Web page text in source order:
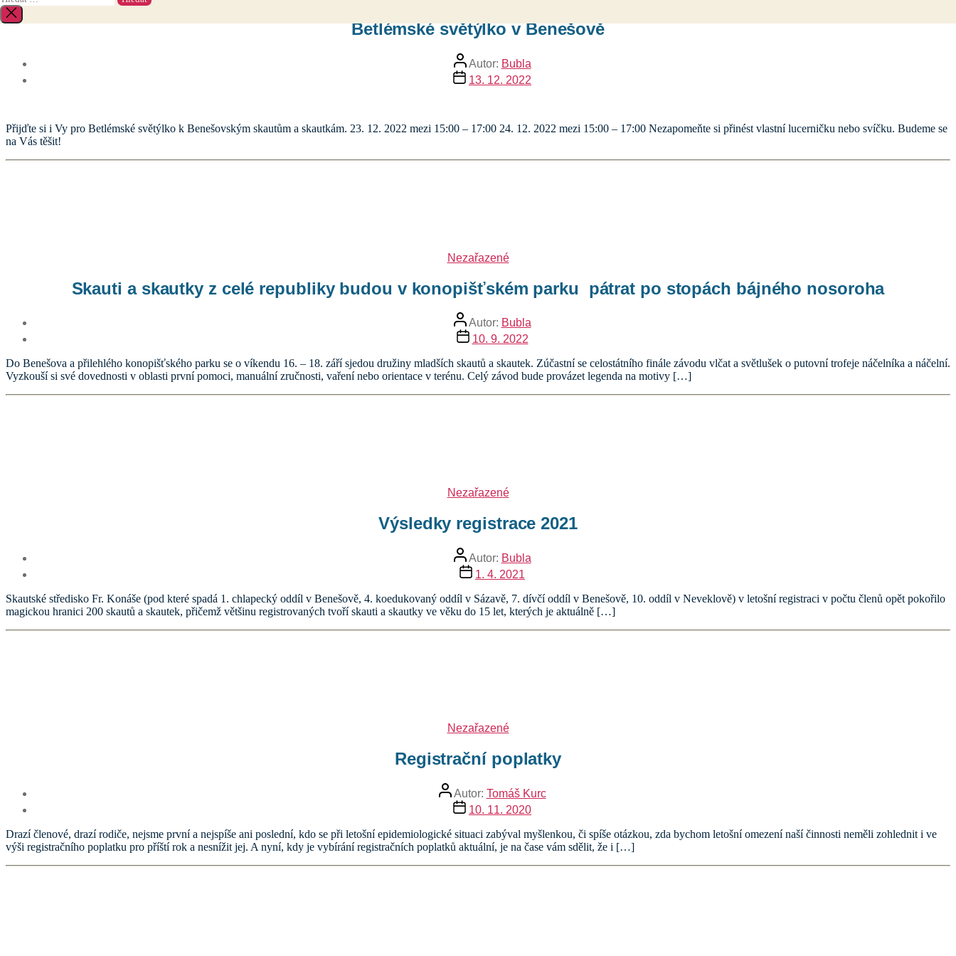
vyhledávání:
Zavřít
vyhledávání
Betlémské světýlko v Benešově
Autor
příspěvku
Autor: Bubla
Datum
příspěvku
13. 12. 2022
Přijďte si i Vy pro Betlémské světýlko k Benešovským skautům a skautkám. 23. 12. 2022 mezi 15:00 – 17:00 24. 12. 2022 mezi 15:00 – 17:00 Nezapomeňte si přinést vlastní lucerničku nebo svíčku. Budeme se
na Vás těšit!
Rubriky
Nezařazené
Skauti a skautky z celé republiky budou v konopišťském parku pátrat po stopách bájného nosoroha
Autor
příspěvku
Autor: Bubla
Datum
příspěvku
10. 9. 2022
Do Benešova a přilehlého konopišťského parku se o víkendu 16. – 18. září sjedou družiny mladších skautů a skautek. Zúčastní se celostátního finále závodu vlčat a světlušek o putovní trofeje náčelníka a náčelní.
Vyzkouší si své dovednosti v oblasti první pomoci, manuální zručnosti, vaření nebo orientace v terénu. Celý závod bude provázet legenda na motivy […]
Rubriky
Nezařazené
Výsledky registrace 2021
Autor
příspěvku
Autor: Bubla
Datum
příspěvku
1. 4. 2021
Skautské středisko Fr. Konáše (pod které spadá 1. chlapecký oddíl v Benešově, 4. koedukovaný oddíl v Sázavě, 7. dívčí oddíl v Benešově, 10. oddíl v Neveklově) v letošní registraci v počtu členů opět pokořilo
magickou hranici 200 skautů a skautek, přičemž většinu registrovaných tvoří skauti a skautky ve věku do 15 let, kterých je aktuálně […]
Rubriky
Nezařazené
Registrační poplatky
Autor
příspěvku
Autor: Tomáš Kurc
Datum
příspěvku
10. 11. 2020
Drazí členové, drazí rodiče, nejsme první a nejspíše ani poslední, kdo se při letošní epidemiologické situaci zabýval myšlenkou, či spíše otázkou, zda bychom letošní omezení naší činnosti neměli zohlednit i ve
výši registračního poplatku pro příští rok a nesnížit jej. A nyní, kdy je vybírání registračních poplatků aktuální, je na čase vám sdělit, že i […]